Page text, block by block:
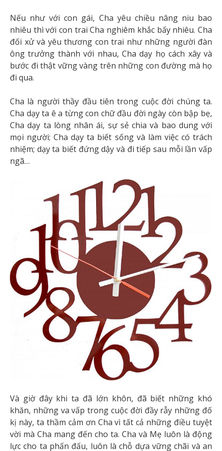
Nếu như với con gái, Cha yêu chiều nâng niu bao
nhiêu thì với con trai Cha nghiêm khắc bấy nhiêu. Cha
đối xử và yêu thương con trai như những người đàn
ông trưởng thành với nhau, Cha dạy họ cách xây và
bước đi thật vững vàng trên những con đường mà họ
đi qua.
Cha là người thầy đầu tiên trong cuộc đời chúng ta.
Cha dạy ta ê a từng con chữ đầu đời ngày còn bập bẹ,
Cha dạy ta lòng nhân ái, sự sẻ chia và bao dung với
mọi người; Cha dạy ta biết sống và làm việc có trách
nhiệm; dạy ta biết đứng dậy và đi tiếp sau mỗi lần vấp
ngã…
Và giờ đây khi ta đã lớn khôn, đã biết những khó
khăn, những va vấp trong cuộc đời đầy rẫy những đố
kị này, ta thầm cảm ơn Cha vì tất cả những điều tuyệt
vời mà Cha mang đến cho ta. Cha và Mẹ luôn là động
lực cho ta phấn đấu, luôn là chỗ dựa vững chãi và an